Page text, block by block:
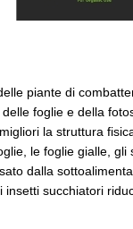
piante di
foglie e della
la struttura
le foglie gialle,
dalla
succhiatori